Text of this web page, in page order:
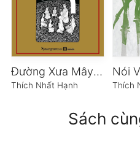
Đường Xưa Mây Trắng
Thích Nhất Hạnh Thích
Sách